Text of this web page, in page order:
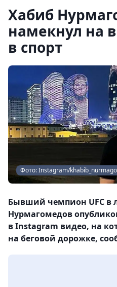
Хабиб
намекнул на
в спорт
Фото: Instagram/
Бывший чемпион UFC в
Нурмагомедов
в Instagram видео, на
на беговой дорожке,